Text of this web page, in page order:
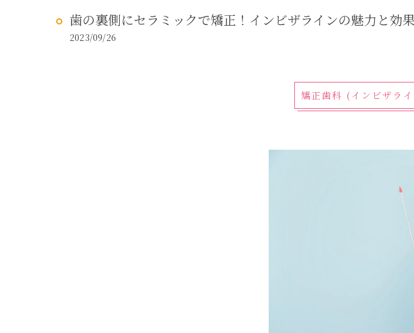
歯の裏側にセラミックで矯正！インビザラインの魅力と効
2023/09/26
矯正歯科 (インビザラ